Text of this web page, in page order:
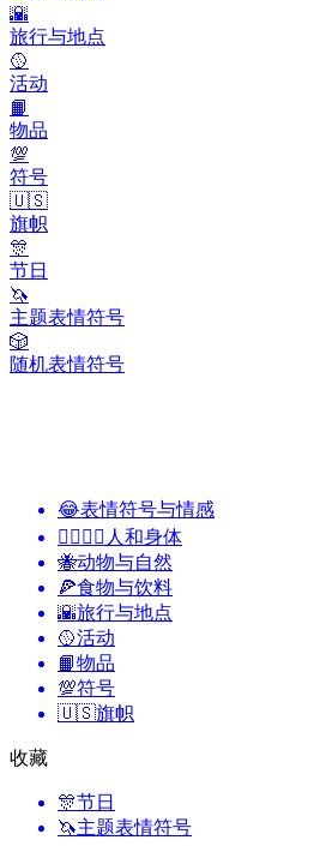
🌇
旅行与地点
🥎
活动
📙
物品
💯
符号
🇺🇸
旗帜
🎊
节日
🦄
主题表情符号
🎲
随机表情符号
😂表情符号与情感
👩‍❤️‍💋‍👨 人和身体
🐝动物与自然
🍕食物与饮料
🌇旅行与地点
🥎活动
📙物品
💯符号
🇺🇸旗帜
收藏
🎊节日
🦄主题表情符号